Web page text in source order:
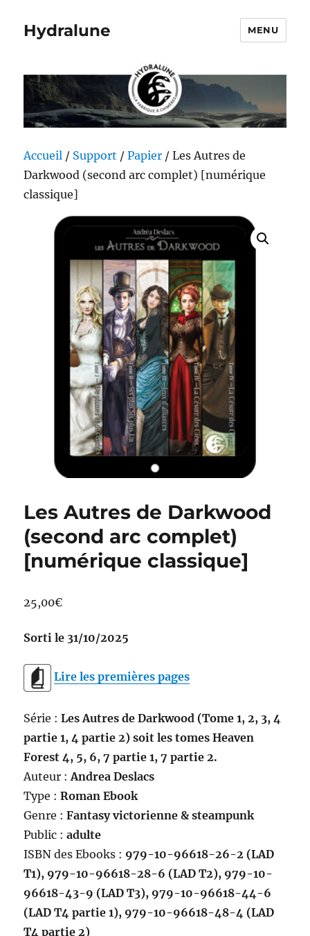
Hydralune MENU
Accueil / Support /Papier / Les Autres de
Darkwood (second arc complet) [numérique
classique]
Les Autres de Darkwood
(second arc complet)
[numérique classique]
25,00€
Sorti le 31/10/2025
Lire les premières pages
Série :Les Autres de Darkwood (Tome 1, 2, 3, 4
partie 1, 4 partie 2) soit les tomes Heaven
Forest 4, 5, 6, 7 partie 1, 7 partie 2.
Auteur :Andrea Deslacs
Type :Roman Ebook
Genre :Fantasy victorienne & steampunk
Public :adulte
ISBN des Ebooks : 979-10-96618-26-2 (LAD
T1), 979-10-96618-28-6 (LAD T2), 979-10-
96618-43-9 (LAD T3), 979-10-96618-44-6
(LAD T4 partie 1), 979-10-96618-48-4 (LAD
T4 partie 2)